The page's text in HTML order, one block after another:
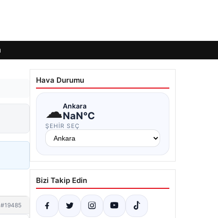
#19485
Hava Durumu
☁Ankara
NaN°C
ŞEHIR SEÇ
Bizi Takip Edin